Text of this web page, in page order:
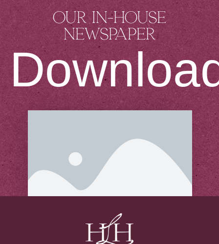
Our in-house
newspaper